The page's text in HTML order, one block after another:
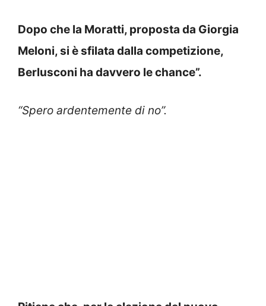
Dopo che la Moratti, proposta da Giorgia
Meloni, si è sfilata dalla competizione,
Berlusconi ha davvero le chance”.
“Spero ardentemente di no”.